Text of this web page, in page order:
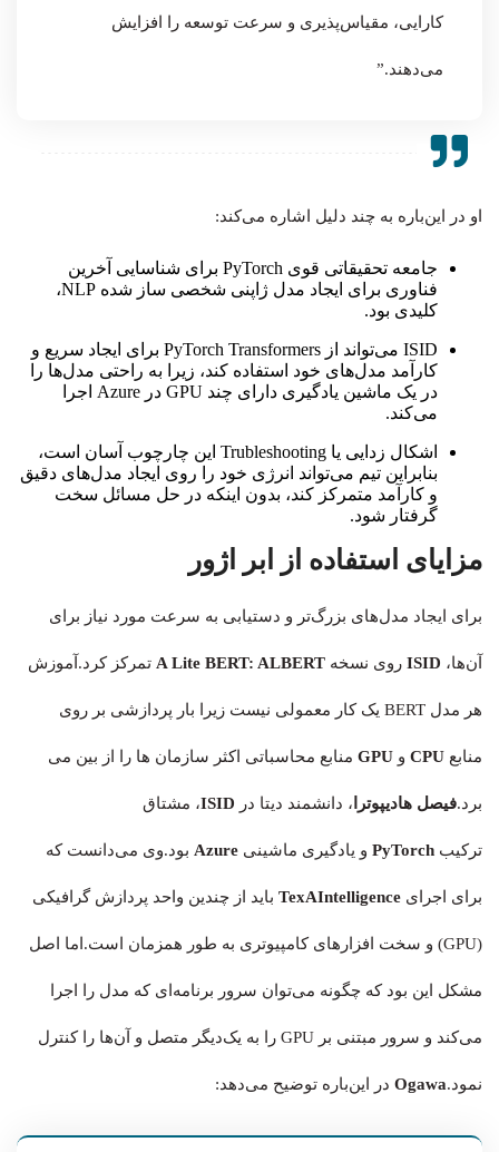
کارایی، مقیاس‌پذیری و سرعت توسعه را افزایش
می‌دهند.”
او در این‌باره به چند دلیل اشاره می‌کند:
جامعه تحقیقاتی قوی PyTorch برای شناسایی آخرین
فناوری برای ایجاد مدل ژاپنی شخصی ساز شده NLP،
کلیدی بود.
ISID می‌تواند از PyTorch Transformers برای ایجاد سریع و
کارآمد مدل‌های خود استفاده کند، زیرا به راحتی مدل‌ها را
در یک ماشین یادگیری دارای چند GPU در Azure اجرا
می‌کند.
اشکال زدایی یا Trubleshooting این چارچوب آسان است،
بنابراین تیم می‌تواند انرژی خود را روی ایجاد مدل‎‌های دقیق
و کارآمد متمرکز کند، بدون اینکه در حل مسائل سخت
گرفتار شود.
مزایای استفاده از ابر اژور
برای ایجاد مدل‌های بزرگ‌تر و دستیابی به سرعت مورد نیاز برای
آن‌ها، ISID روی نسخه A Lite BERT: ALBERT تمرکز کرد.آموزش
هر مدل BERT یک کار معمولی نیست زیرا بار پردازشی بر روی
منابع CPU و GPU منابع محاسباتی اکثر سازمان ها را از بین می
برد.فیصل هادیپوترا ، دانشمند دیتا در ISID، مشتاق
ترکیب PyTorch و یادگیری ماشینی Azure بود.وی می‌دانست که
برای اجرای باید از چندین واحد پردازش گرافیکی
(GPU) و ​​سخت افزارهای کامپیوتری به طور همزمان است.اما اصل
مشکل این بود که چگونه می‌توان سرور برنامه‌ای که مدل را اجرا
می‌کند و سرور مبتنی بر GPU را به یک‌دیگر متصل و آن‌ها را کنترل
نمود.Ogawa در این‌باره توضیح می‌دهد: